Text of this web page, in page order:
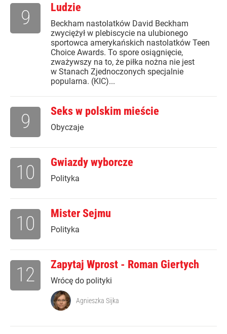
Ludzie
Beckham nastolatków David Beckham
zwyciężył w plebiscycie na ulubionego
sportowca amerykańskich nastolatków Teen
Choice Awards. To spore osiągnięcie,
zważywszy na to, że piłka nożna nie jest
w Stanach Zjednoczonych specjalnie
popularna. (KIC)...
9
Seks w polskim mieście
Obyczaje
9
Gwiazdy wyborcze
Polityka
10
Mister Sejmu
Polityka
10
Zapytaj Wprost - Roman Giertych
Wrócę do polityki
12
Agnieszka Sijka